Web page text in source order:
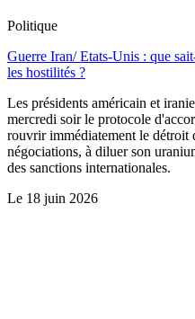
Politique
Guerre Iran/ Etats-Unis : que
les hostilités ?
Les présidents américain et
mercredi soir le protocole
rouvrir immédiatement le détroit
négociations, à diluer son
des sanctions internationales.
Le 18 juin 2026